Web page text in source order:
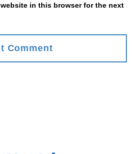
website in this browser for the next